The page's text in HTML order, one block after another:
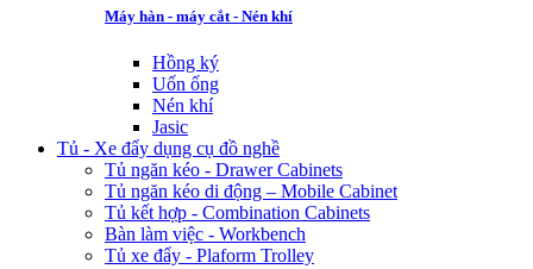
Máy hàn - máy cắt - Nén khí
Hồng ký
Uốn ống
Nén khí
Jasic
Tủ - Xe đẩy dụng cụ đồ nghề
Tủ ngăn kéo - Drawer Cabinets
Tủ ngăn kéo di động – Mobile Cabinet
Tủ kết hợp - Combination Cabinets
Bàn làm việc - Workbench
Tủ xe đẩy - Plaform Trolley